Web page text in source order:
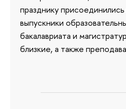
празднику
выпускники
бакалавриата и
близкие, а также